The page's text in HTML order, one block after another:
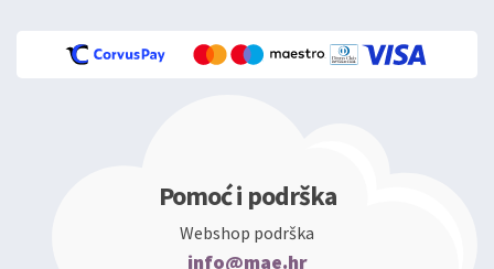
Pomoć i podrška
Webshop podrška
info@mae.hr